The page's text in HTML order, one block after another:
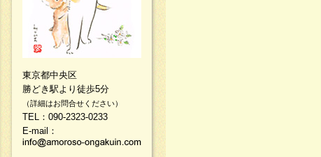
東京都中央区
勝どき駅より徒歩5分
（詳細はお問合せください）
TEL：090-2323-0233
E-mail：